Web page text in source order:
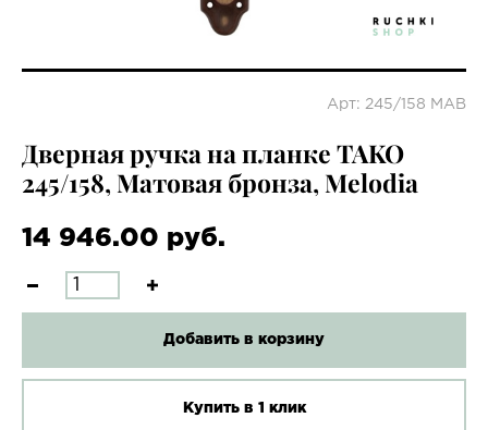
Арт: 245/158 MAB
Дверная ручка на планке TAKO
245/158, Матовая бронза, Melodia
14 946.00 руб.
Добавить в корзину
Купить в 1 клик